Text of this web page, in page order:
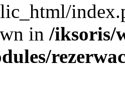
in /iksoris/